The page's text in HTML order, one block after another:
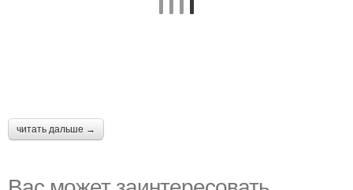
читать дальше →